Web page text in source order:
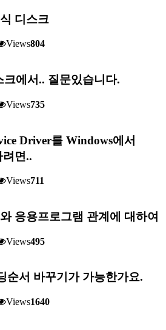
디스크
Views804
크에서.. 질문있습니다.
Views735
Driver를 Windows에서
면..
Views711
응용프로그램 관계에 대하여
Views495
순서 바꾸기가 가능한가요.
Views1640